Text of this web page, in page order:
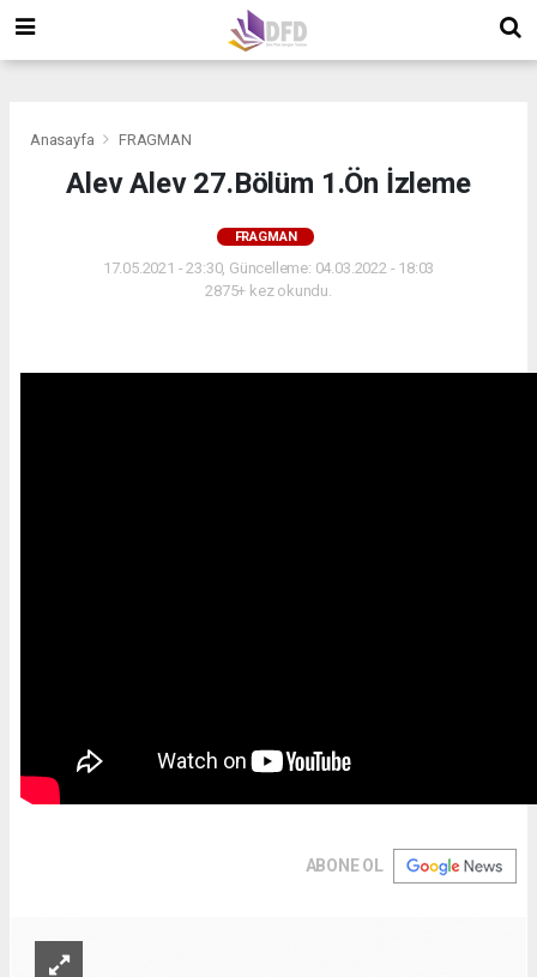
Anasayfa FRAGMAN
Alev Alev 27.Bölüm 1.Ön İzleme
FRAGMAN
17.05.2021 - 23:30, Güncelleme: 04.03.2022 - 18:03
2875+ kez okundu.
ABONE OL